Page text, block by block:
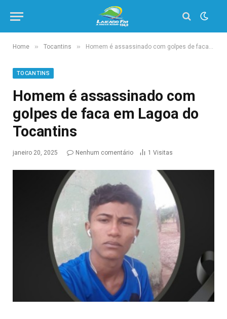
Home » Tocantins » Homem é assassinado com golpes de faca em Lagoa do Tocantins
TOCANTINS
Homem é assassinado com
golpes de faca em Lagoa do
Tocantins
janeiro 20, 2025 Nenhum comentário 1 Visitas